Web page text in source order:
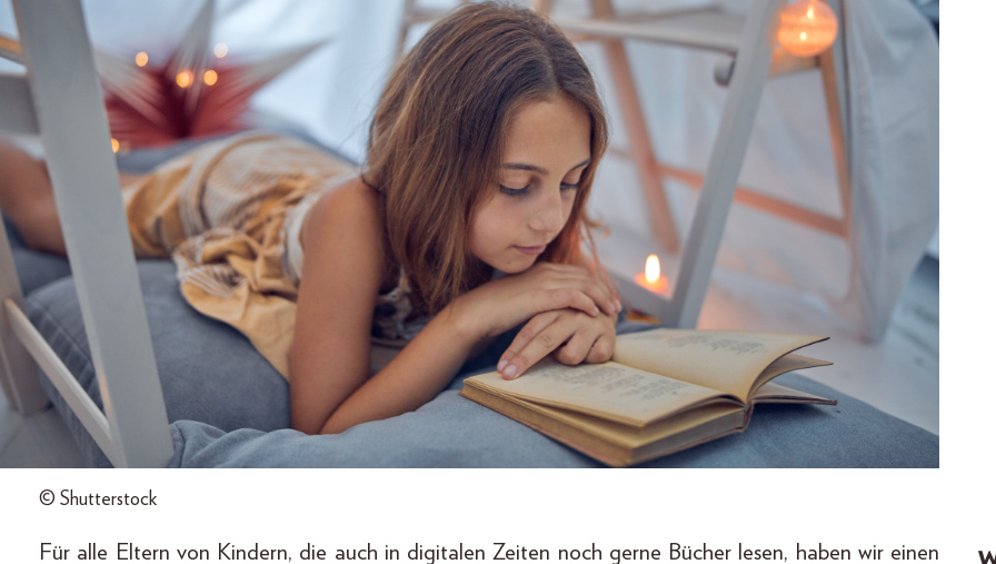
© Shutterstock
Für alle Eltern von Kindern, die auch in digitalen Zeiten noch gerne Bücher lesen, haben wir einen